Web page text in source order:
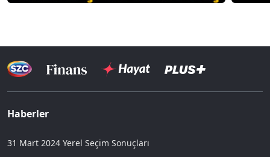
Haberler
31 Mart 2024 Yerel Seçim Sonuçları